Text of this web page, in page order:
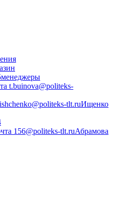
менеджеры
t.buinova@politeks-
tlt.ruИщенко
156@politeks-tlt.ruАбрамова